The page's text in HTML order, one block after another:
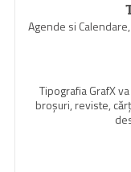
Agende si
Tipografia GrafX
broşuri, reviste,